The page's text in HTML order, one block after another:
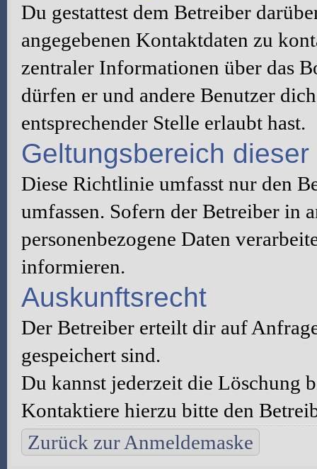
Du gestattest dem Betreiber
angegebenen Kontaktdaten zu
zentraler Informationen über das
dürfen er und andere Benutzer
entsprechender Stelle erlaubt hast.
Geltungsbereich
Diese Richtlinie umfasst nur den
umfassen. Sofern der Betreiber in
personenbezogene Daten
informieren.
Auskunftsrecht
Der Betreiber erteilt dir auf
gespeichert sind.
Du kannst jederzeit die Löschung
Kontaktiere hierzu bitte den
Zurück zur Anmeldemaske